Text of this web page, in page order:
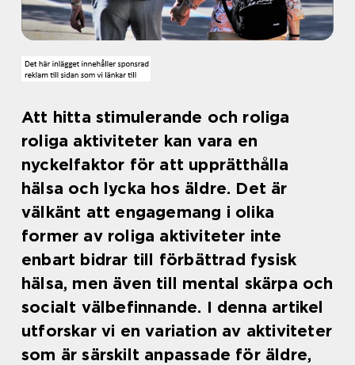
Att hitta stimulerande och roliga
roliga aktiviteter kan vara en
nyckelfaktor för att upprätthålla
hälsa och lycka hos äldre. Det är
välkänt att engagemang i olika
former av roliga aktiviteter inte
enbart bidrar till förbättrad fysisk
hälsa, men även till mental skärpa och
socialt välbefinnande. I denna artikel
utforskar vi en variation av aktiviteter
som är särskilt anpassade för äldre,